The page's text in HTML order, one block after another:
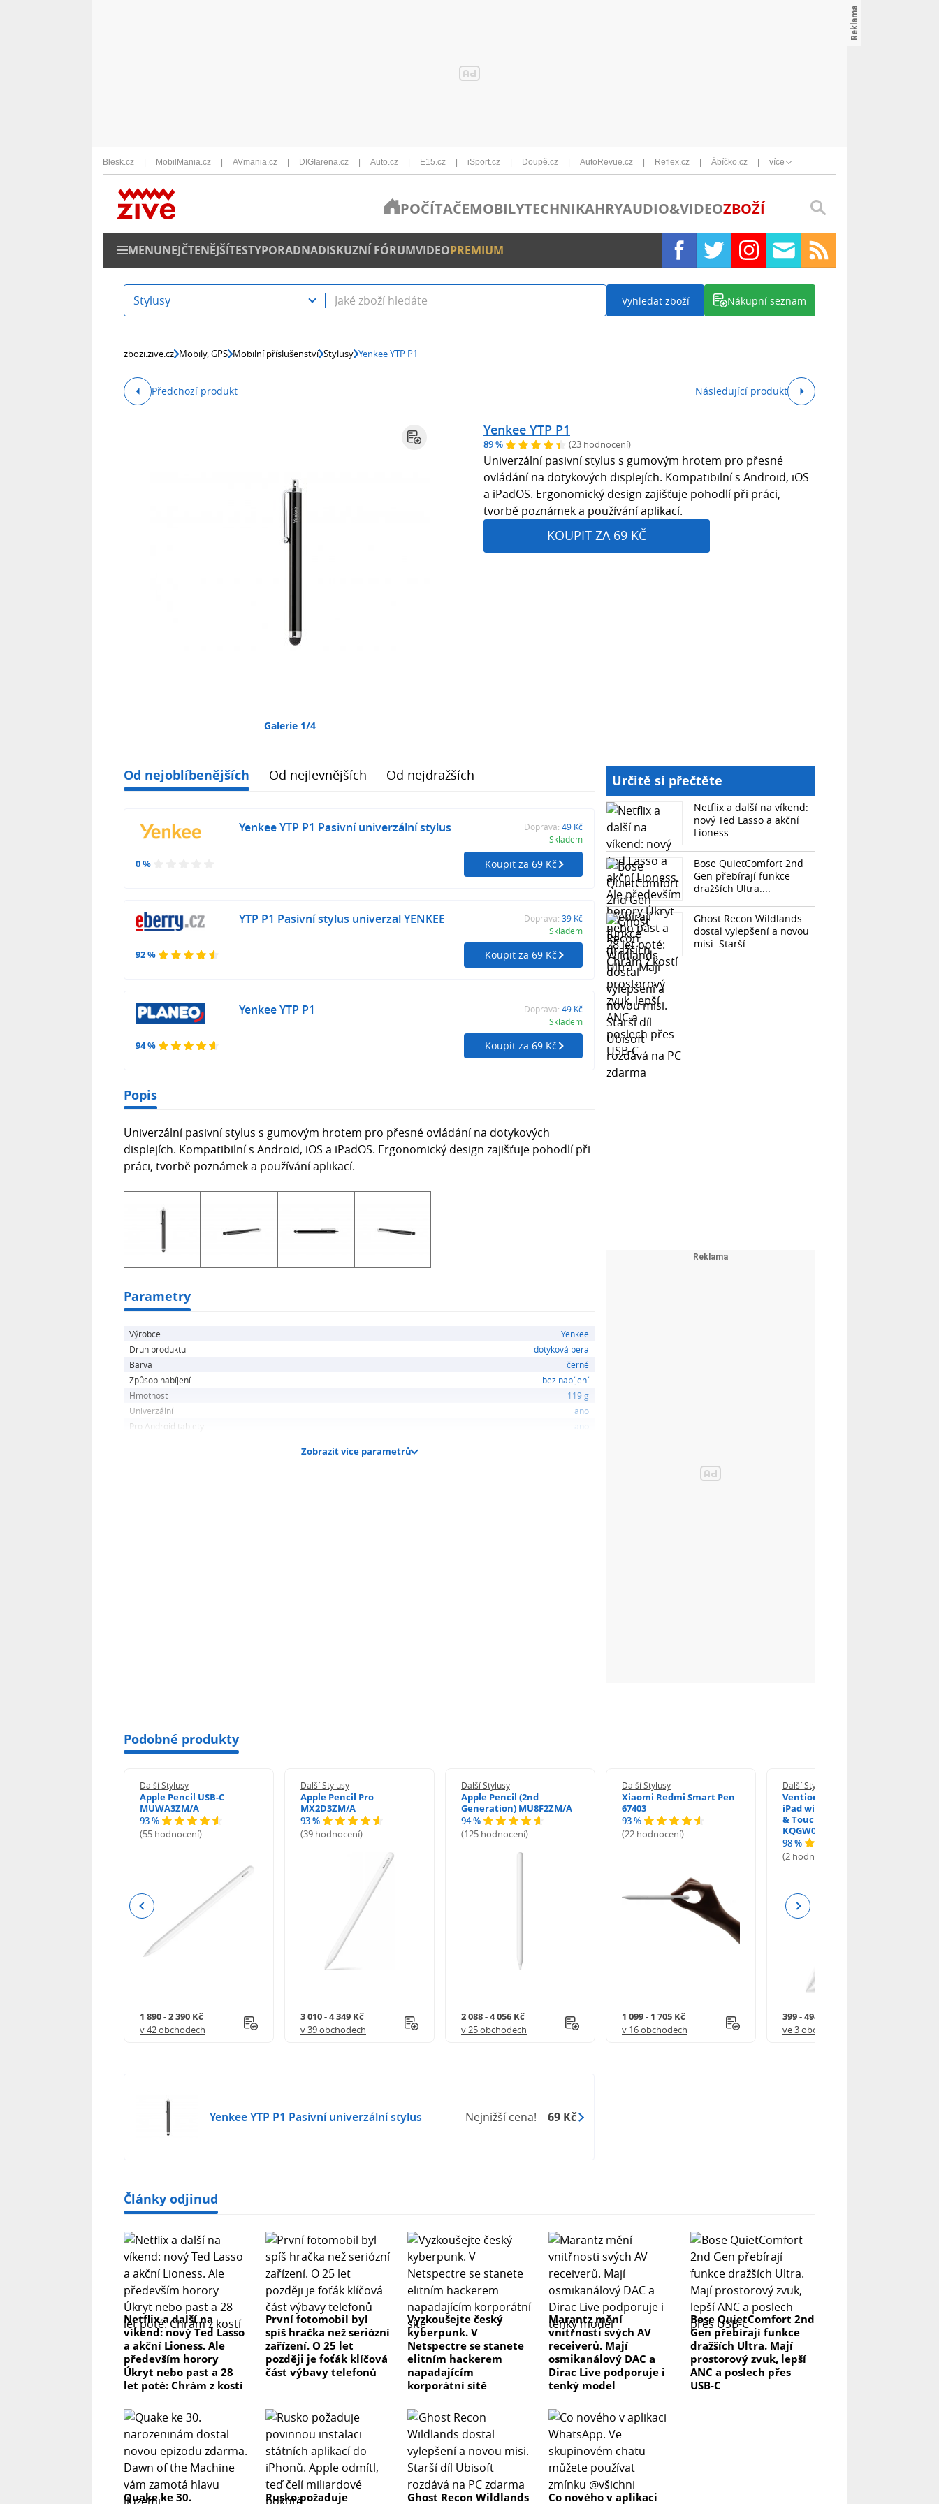
Blesk.cz MobilMania.cz AVmania.cz DIGIarena.cz Auto.cz E15.cz iSport.cz Doupě.cz AutoRevue.cz Reflex.cz Ábíčko.cz více
POČÍTAČEMOBILYTECHNIKAHRYAUDIO&VIDEOZBOŽÍ
MENUNEJČTENĚJŠÍTESTYPORADNADISKUZNÍ FÓRUMVIDEOPREMIUM
Stylusy Vyhledat zboží Nákupní seznam
zbozi.zive.cz Mobily, GPS Mobilní příslušenství Stylusy Yenkee YTP P1
Předchozí produkt Následující produkt
Galerie 1/4
Yenkee YTP P1
89 % (23 hodnocení)
Univerzální pasivní stylus s gumovým hrotem pro přesné
ovládání na dotykových displejích. Kompatibilní s Android, iOS
a iPadOS. Ergonomický design zajišťuje pohodlí při práci,
tvorbě poznámek a používání aplikací.
KOUPIT ZA 69 KČ
Od nejoblíbenějších Od nejlevnějších Od nejdražších
0 %
Yenkee YTP P1 Pasivní univerzální stylus Doprava: 49 Kč
Skladem
Koupit za 69 Kč
92 %
YTP P1 Pasivní stylus univerzal YENKEE Doprava: 39 Kč
Skladem
Koupit za 69 Kč
94 %
Yenkee YTP P1 Doprava: 49 Kč
Skladem
Koupit za 69 Kč
Popis
Univerzální pasivní stylus s gumovým hrotem pro přesné ovládání na dotykových
displejích. Kompatibilní s Android, iOS a iPadOS. Ergonomický design zajišťuje pohodlí při
práci, tvorbě poznámek a používání aplikací.
Parametry
Výrobce
Yenkee
Druh produktu
dotyková pera
Barva
černé
Způsob nabíjení
bez nabíjení
Hmotnost
119 g
Univerzální
ano
Pro Android tablety
ano
Zobrazit více parametrů
Určitě si přečtěte
Netflix a další na víkend:
nový Ted Lasso a akční
Lioness....
Bose QuietComfort 2nd
Gen přebírají funkce
dražších Ultra....
Ghost Recon Wildlands
dostal vylepšení a novou
misi. Starší...
Podobné produkty
Další Stylusy
Apple Pencil USB-C
MUWA3ZM/A
93 %
(55 hodnocení)
1 890 - 2 390 Kč
v 42 obchodech
Další Stylusy
Apple Pencil Pro
MX2D3ZM/A
93 %
(39 hodnocení)
3 010 - 4 349 Kč
v 39 obchodech
Další Stylusy
Apple Pencil (2nd
Generation) MU8F2ZM/A
94 %
(125 hodnocení)
2 088 - 4 056 Kč
v 25 obchodech
Další Stylusy
Xiaomi Redmi Smart Pen
67403
93 %
(22 hodnocení)
1 099 - 1 705 Kč
v 16 obchodech
Další Stylusy
Vention Stylus Pen for
iPad with Palm Rejection
& Touch Switch White
KQGW0
98 %
(2 hodnocení)
399 - 494 Kč
ve 3 obchodech
Previous Next
Yenkee YTP P1 Pasivní univerzální stylus Nejnižší cena! 69 Kč
Články odjinud
Netflix a další na
víkend: nový Ted Lasso
a akční Lioness. Ale
především horory
Úkryt nebo past a 28
let poté: Chrám z kostí
První fotomobil byl
spíš hračka než seriózní
zařízení. O 25 let
později je foťák klíčová
část výbavy telefonů
Vyzkoušejte český
kyberpunk. V
Netspectre se stanete
elitním hackerem
napadajícím
korporátní sítě
Marantz mění
vnitřnosti svých AV
receiverů. Mají
osmikanálový DAC a
Dirac Live podporuje i
tenký model
Bose QuietComfort 2nd
Gen přebírají funkce
dražších Ultra. Mají
prostorový zvuk, lepší
ANC a poslech přes
USB-C
Quake ke 30.
Rusko požaduje
Ghost Recon Wildlands
Co nového v aplikaci